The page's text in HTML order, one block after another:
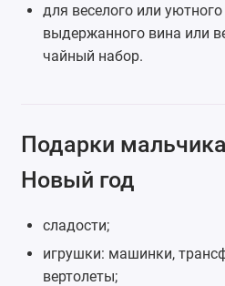
для веселого или
выдержанного вина или
чайный набор.
Подарки
Новый год
сладости;
игрушки: машинки,
вертолеты;